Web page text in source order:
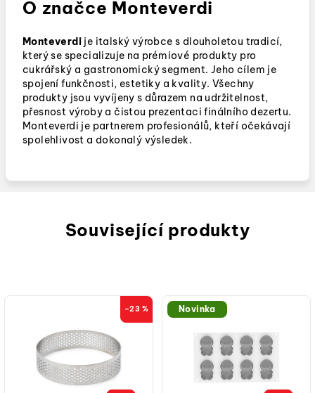
O značce Monteverdi
Monteverdi je italský výrobce s dlouholetou tradicí,
který se specializuje na prémiové produkty pro
cukrářský a gastronomický segment. Jeho cílem je
spojení funkčnosti, estetiky a kvality. Všechny
produkty jsou vyvíjeny s důrazem na udržitelnost,
přesnost výroby a čistou prezentaci finálního dezertu.
Monteverdi je partnerem profesionálů, kteří očekávají
spolehlivost a dokonalý výsledek.
Související produkty
–23 % Novinka